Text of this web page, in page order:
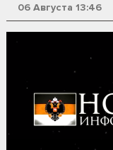
06 Августа 13:46